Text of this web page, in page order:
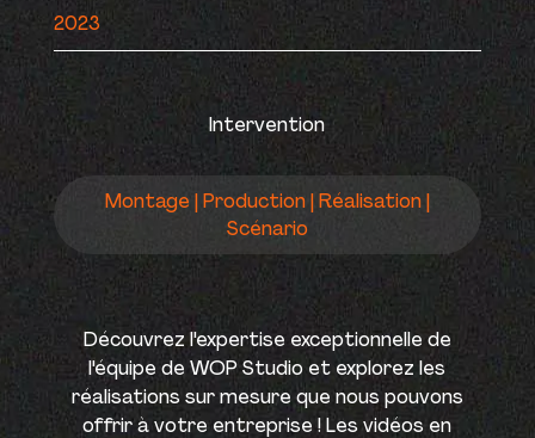
2023
Intervention
Montage | Production | Réalisation |
Scénario
Découvrez l'expertise exceptionnelle de
l'équipe de WOP Studio et explorez les
réalisations sur mesure que nous pouvons
offrir à votre entreprise ! Les vidéos en